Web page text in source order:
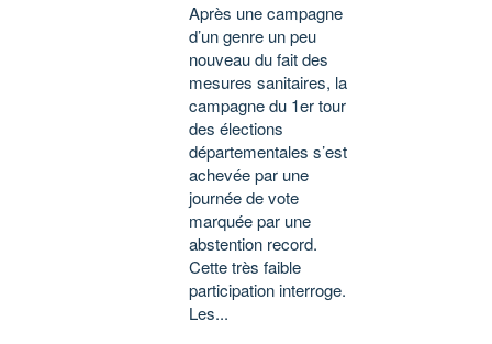
Après une campagne
d’un genre un peu
nouveau du fait des
mesures sanitaires, la
campagne du 1er tour
des élections
départementales s’est
achevée par une
journée de vote
marquée par une
abstention record.
Cette très faible
participation interroge.
Les...